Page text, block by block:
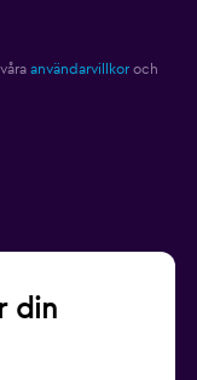
användarvillkor och
din